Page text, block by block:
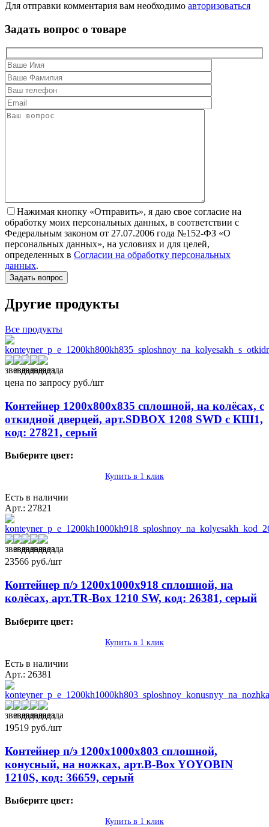
Для отправки комментария вам необходимо авторизоваться
Задать вопрос о товаре
Нажимая кнопку «Отправить», я даю свое согласие на
обработку моих персональных данных, в соответствии с
Федеральным законом от 27.07.2006 года №152-ФЗ «О
персональных данных», на условиях и для целей,
определенных в Согласии на обработку персональных
данных.
Другие продукты
Все продукты
цена по запросу руб./шт
Контейнер 1200х800х835 сплошной, на колёсах, с
откидной дверцей, арт.SDBOX 1208 SWD с КШ1,
код: 27821, серый
Выберите цвет:
Купить в 1 клик
Есть в наличии
Арт.: 27821
23566 руб./шт
Контейнер п/э 1200х1000х918 сплошной, на
колёсах, арт.TR-Box 1210 SW, код: 26381, серый
Выберите цвет:
Купить в 1 клик
Есть в наличии
Арт.: 26381
19519 руб./шт
Контейнер п/э 1200х1000х803 сплошной,
конусный, на ножках, арт.B-Box YOYOBIN
1210S, код: 36659, серый
Выберите цвет:
Купить в 1 клик